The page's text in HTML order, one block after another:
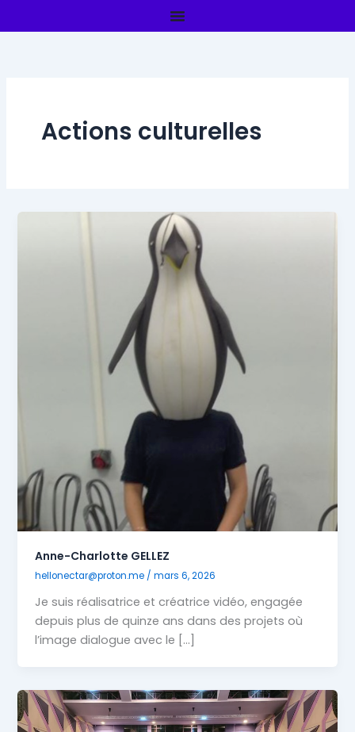
au
Actions culturelles
Anne-Charlotte GELLEZ
hellonectar@proton.me /mars 6, 2026
Je suis réalisatrice et créatrice vidéo, engagée
depuis plus de quinze ans dans des projets où
l’image dialogue avec le […]